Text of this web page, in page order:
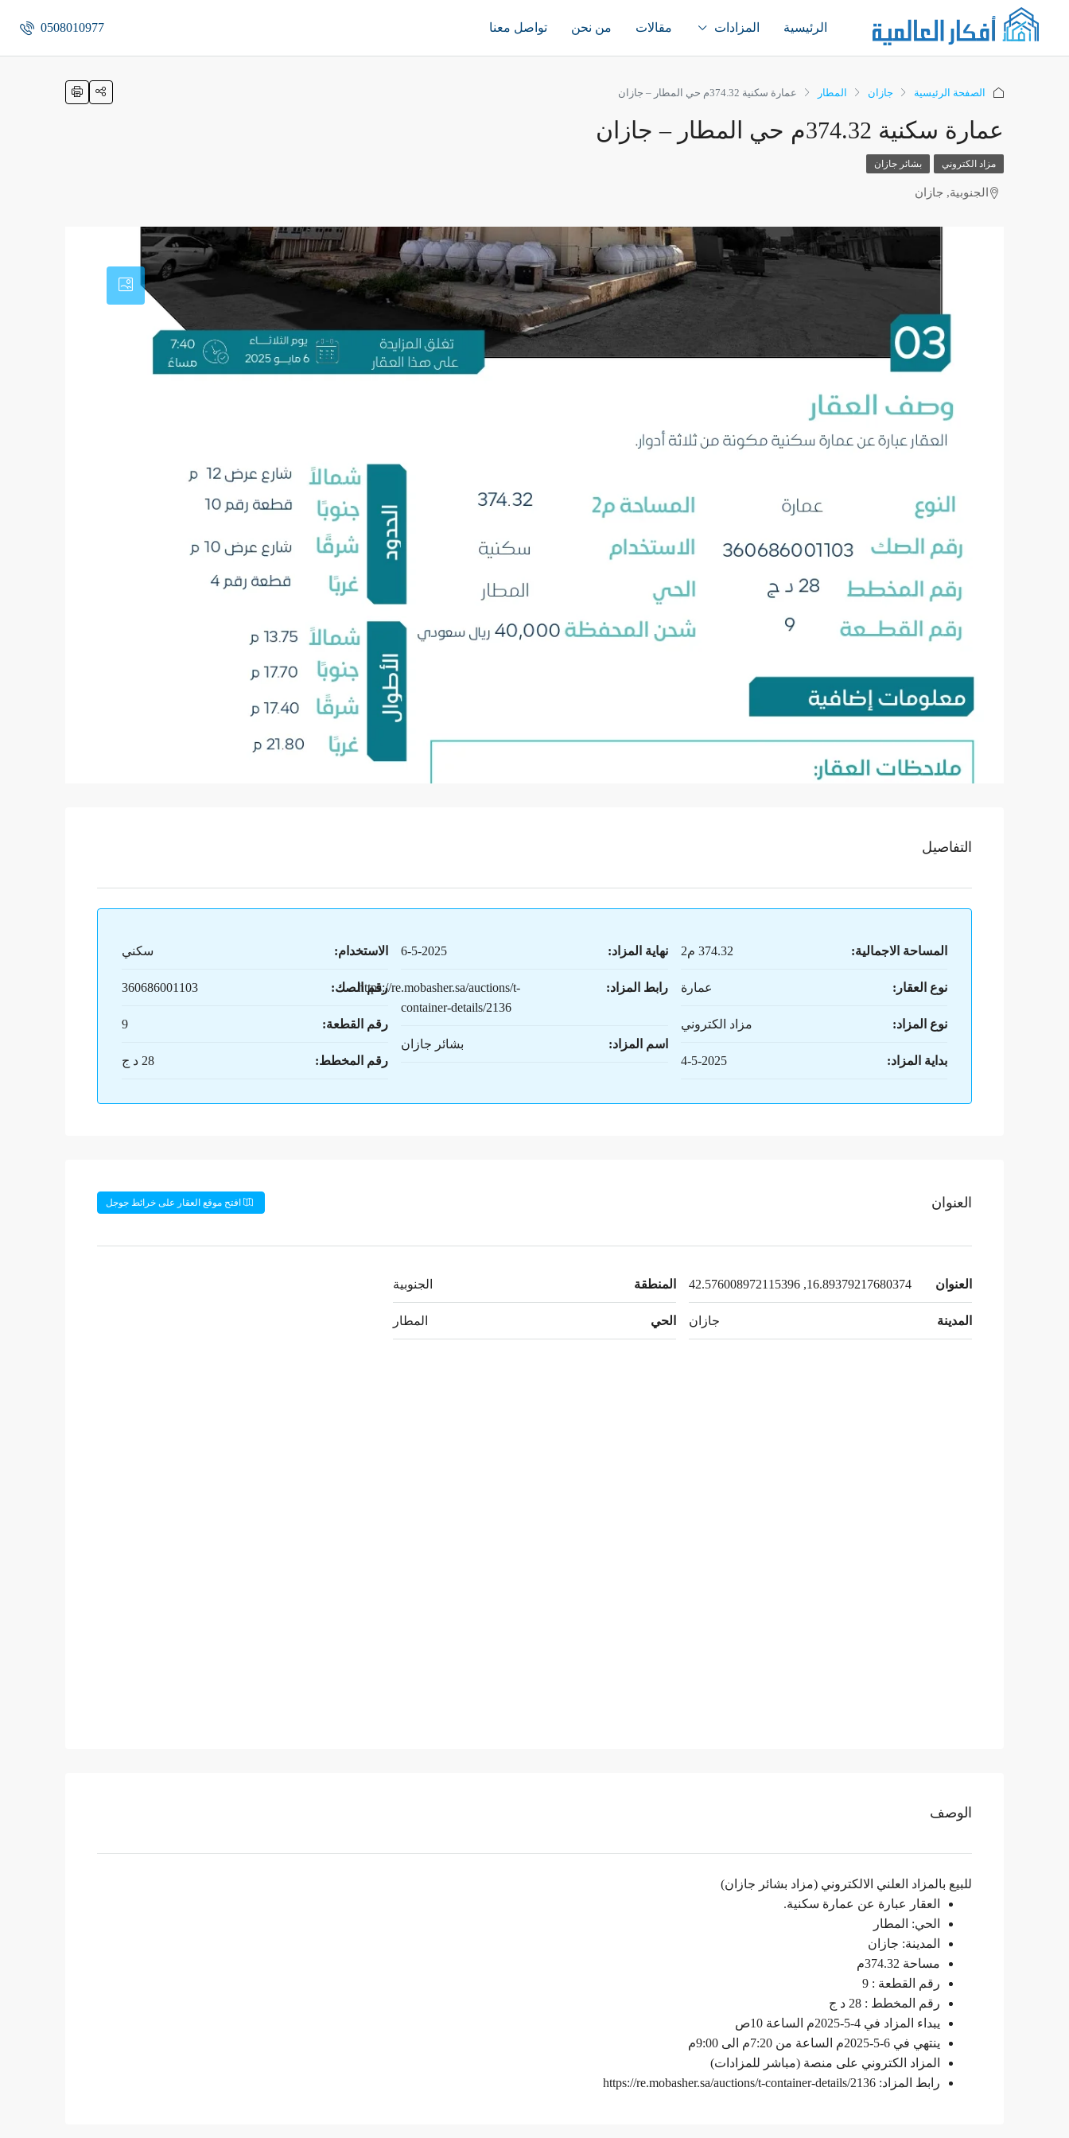
الرئيسية المزادات مقالات من نحن تواصل معنا 0508010977
الصفحة الرئيسية جازان المطار عمارة سكنية 374.32م حي المطار – جازان
عمارة سكنية 374.32م حي المطار – جازان
مزاد الكتروني بشائر جازان
الجنوبية, جازان
التفاصيل
المساحة الاجمالية: 374.32 م2
نوع العقار: عمارة
نوع المزاد: مزاد الكتروني
بداية المزاد: 4-5-2025
نهاية المزاد: 6-5-2025
رابط المزاد:
https://re.mobasher.sa/auctions/t-
container-details/2136
اسم المزاد: بشائر جازان
الاستخدام: سكني
رقم الصك: 360686001103
رقم القطعة: 9
رقم المخطط: 28 د ج
العنوان افتح موقع العقار على خرائط جوجل
العنوان 16.89379217680374, 42.576008972115396
المدينة جازان
المنطقة الجنوبية
الحي المطار
الوصف
للبيع بالمزاد العلني الالكتروني (مزاد بشائر جازان)
العقار عبارة عن عمارة سكنية.
الحي: المطار
المدينة: جازان
مساحة 374.32م
رقم القطعة : 9
رقم المخطط : 28 د ج
يبداء المزاد في 4-5-2025م الساعة 10ص
ينتهي في 6-5-2025م الساعة من 7:20م الى 9:00م
المزاد الكتروني على منصة (مباشر للمزادات)
رابط المزاد: https://re.mobasher.sa/auctions/t-container-details/2136